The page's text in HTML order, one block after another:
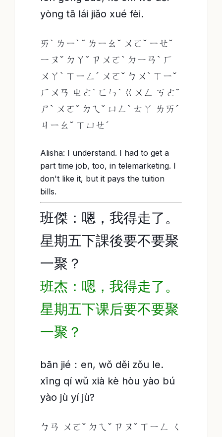
yòng tā lái jiǎo xué fèi.
ㄞˋ ㄌㄧˋ ˇ ㄌㄧㄠˇ ㄨㄛˇ ㄧㄝˇ
ㄧㄡˇ ㄉㄚˇ ㄗㄨㄛˋ ㄉㄧㄢˋ ㄏ
ㄨㄚˋ ㄒㄧㄥˊ ㄨㄛˇ ㄅㄨˋ ㄒㄧˇ
ㄏㄨㄢ ㄓㄜˋ ㄈㄣˋ ㄍㄨㄥ ㄎㄜˇ
ㄕˋ ㄨㄛˇ ㄉㄟˇ ㄩㄥˋ ㄊㄚ ㄌㄞˊ
ㄐㄧㄠˇ ㄒㄩㄝˊ
Alisha: I understand. I had to get a
part time job, too, in telemarketing. I
don't like it, but it pays the tuition
bills.
班傑：嗯，我得走了。
星期五下課後要不要聚
一聚？
班杰：嗯，我得走了。
星期五下课后要不要聚
一聚？
bān jié：en, wǒ děi zǒu le.
xīng qí wǔ xià kè hòu yào bú
yào jù yí jù?
ㄅㄢ ㄨㄛˇ ㄉㄟˇ ㄗㄡˇ ㄒㄧㄥ ㄑ